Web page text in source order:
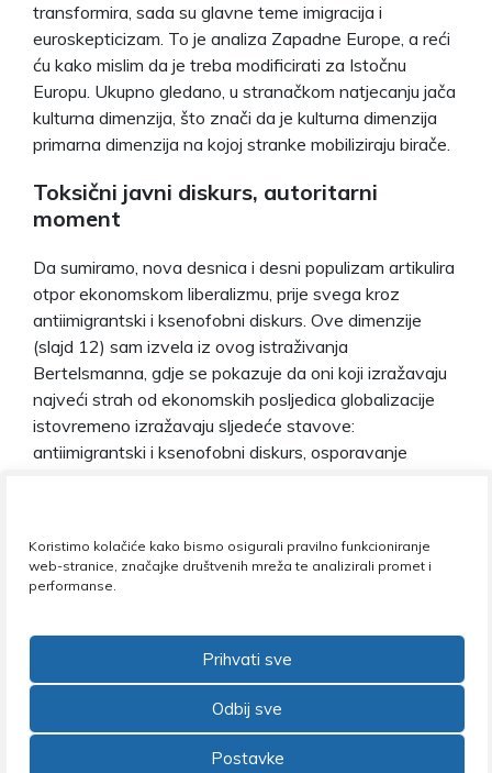
Koristimo kolačiće kako bismo osigurali pravilno funkcioniranje
web-stranice, značajke društvenih mreža te analizirali promet i
performanse.
Prihvati sve
Odbij sve
Postavke
transformira, sada su glavne teme imigracija i
euroskepticizam. To je analiza Zapadne Europe, a reći
ću kako mislim da je treba modificirati za Istočnu
Europu. Ukupno gledano, u stranačkom natjecanju jača
kulturna dimenzija, što znači da je kulturna dimenzija
primarna dimenzija na kojoj stranke mobiliziraju birače.
Toksični javni diskurs, autoritarni
moment
Da sumiramo, nova desnica i desni populizam artikulira
otpor ekonomskom liberalizmu, prije svega kroz
antiimigrantski i ksenofobni diskurs. Ove dimenzije
(slajd 12) sam izvela iz ovog istraživanja
Bertelsmanna, gdje se pokazuje da oni koji izražavaju
najveći strah od ekonomskih posljedica globalizacije
istovremeno izražavaju sljedeće stavove:
antiimigrantski i ksenofobni diskurs, osporavanje
važnom odlikom desnog populizma je da artikulira elitni
zazor od daljnje demokratizacije, kao i razočaranje
autoritarni moment, ideja da zapravo trebamo izabrati
neke nove vođe koje će riješiti suvremene probleme.
Pobjednički recept
Kitschelt i McGann i drugi navode da je pobjednička